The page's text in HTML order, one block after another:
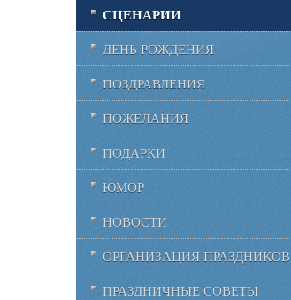
СЦЕНАРИИ
ДЕНЬ РОЖДЕНИЯ
ПОЗДРАВЛЕНИЯ
ПОЖЕЛАНИЯ
ПОДАРКИ
ЮМОР
НОВОСТИ
ОРГАНИЗАЦИЯ ПРАЗДНИКОВ
ПРАЗДНИЧНЫЕ СОВЕТЫ